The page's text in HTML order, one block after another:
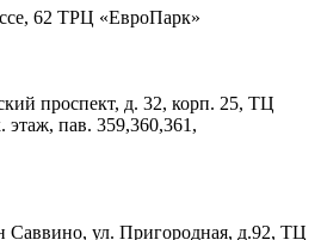
62 ТРЦ «ЕвроПарк»
проспект, д. 32, корп. 25, ТЦ
пав. 359,360,361,
Саввино, ул. Пригородная, д.92, ТЦ